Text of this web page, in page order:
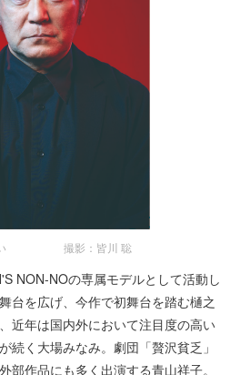
い 撮影：皆川 聡
NON-NOの専属モデルとして活動し
台を広げ、今作で初舞台を踏む樋之
近年は国内外において注目度の高い
続く大場みなみ。劇団「贅沢貧乏」
部作品にも多く出演する青山祥子。